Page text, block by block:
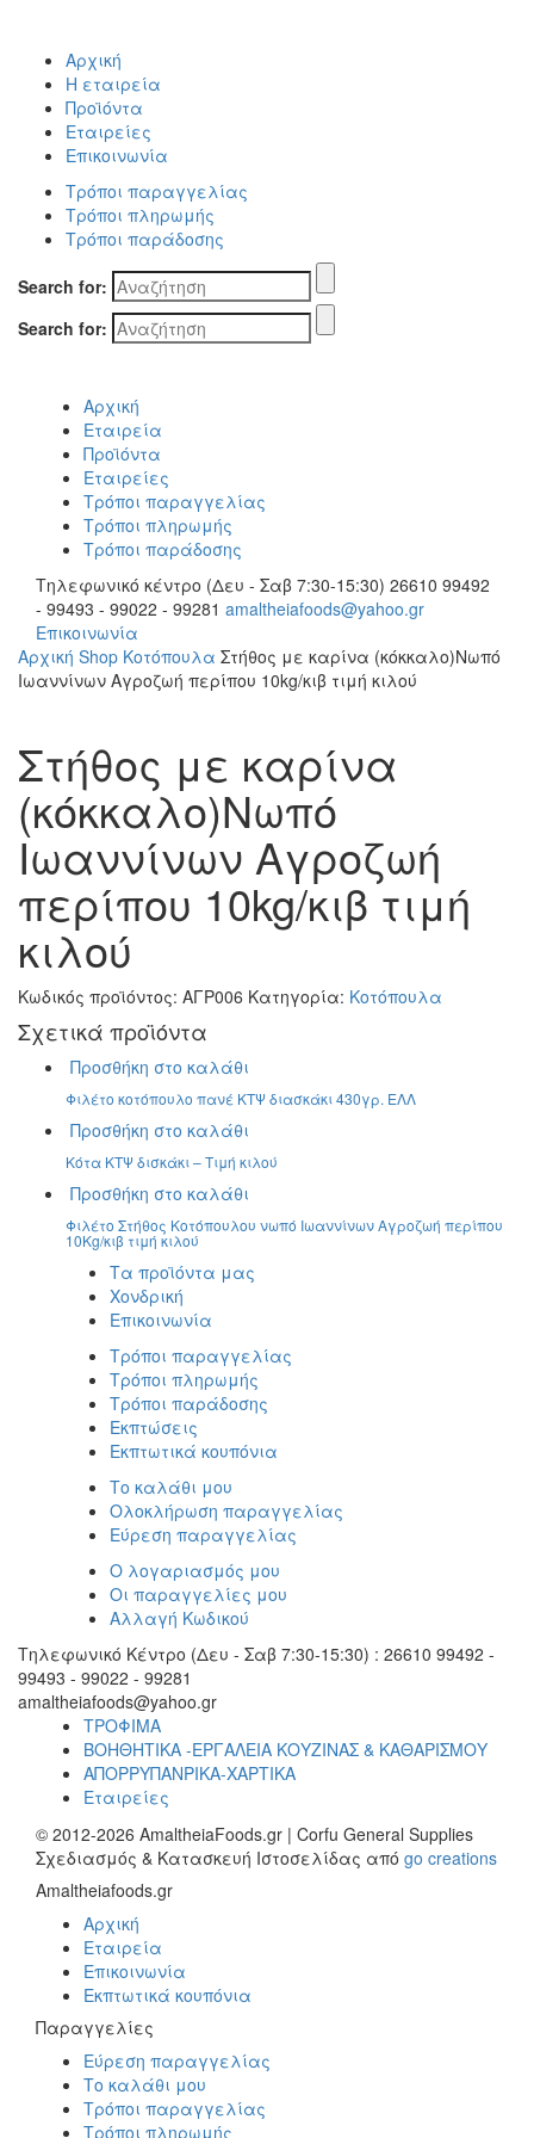
Αρχική
Η εταιρεία
Προϊόντα
Εταιρείες
Επικοινωνία
Τρόποι παραγγελίας
Τρόποι πληρωμής
Τρόποι παράδοσης
Search for:
Search for:
Αρχική
Εταιρεία
Προϊόντα
Εταιρείες
Τρόποι παραγγελίας
Τρόποι πληρωμής
Τρόποι παράδοσης
Τηλεφωνικό κέντρο (Δευ - Σαβ 7:30-15:30) 26610 99492
- 99493 - 99022 - 99281 amaltheiafoods@yahoo.gr
Επικοινωνία
Αρχική Shop Κοτόπουλα Στήθος με καρίνα (κόκκαλο)Νωπό
Ιωαννίνων Αγροζωή περίπου 10kg/κιβ τιμή κιλού
Στήθος με καρίνα
(κόκκαλο)Νωπό
Ιωαννίνων Αγροζωή
περίπου 10kg/κιβ τιμή
κιλού
Κωδικός προϊόντος: ΑΓΡ006 Κατηγορία: Κοτόπουλα
Σχετικά προϊόντα
Προσθήκη στο καλάθι
Φιλέτο κοτόπουλο πανέ ΚΤΨ διασκάκι 430γρ. ΕΛΛ
Προσθήκη στο καλάθι
Κότα ΚΤΨ δισκάκι – Τιμή κιλού
Προσθήκη στο καλάθι
Φιλέτο Στήθος Κοτόπουλου νωπό Ιωαννίνων Αγροζωή περίπου
10Kg/κιβ τιμή κιλού
Τα προϊόντα μας
Χονδρική
Επικοινωνία
Τρόποι παραγγελίας
Τρόποι πληρωμής
Τρόποι παράδοσης
Εκπτώσεις
Εκπτωτικά κουπόνια
Το καλάθι μου
Ολοκλήρωση παραγγελίας
Εύρεση παραγγελίας
Ο λογαριασμός μου
Οι παραγγελίες μου
Αλλαγή Κωδικού
Τηλεφωνικό Κέντρο (Δευ - Σαβ 7:30-15:30) : 26610 99492 -
99493 - 99022 - 99281
amaltheiafoods@yahoo.gr
ΤΡΟΦΙΜΑ
ΒΟΗΘΗΤΙΚΑ -ΕΡΓΑΛΕΙΑ ΚΟΥΖΙΝΑΣ & ΚΑΘΑΡΙΣΜΟΥ
ΑΠΟΡΡΥΠΑΝΡΙΚΑ-ΧΑΡΤΙΚΑ
Εταιρείες
© 2012-2026 AmaltheiaFoods.gr | Corfu General Supplies
Σχεδιασμός & Κατασκευή Ιστοσελίδας από go creations
Amaltheiafoods.gr
Αρχική
Εταιρεία
Επικοινωνία
Εκπτωτικά κουπόνια
Παραγγελίες
Εύρεση παραγγελίας
Το καλάθι μου
Τρόποι παραγγελίας
Τρόποι πληρωμής